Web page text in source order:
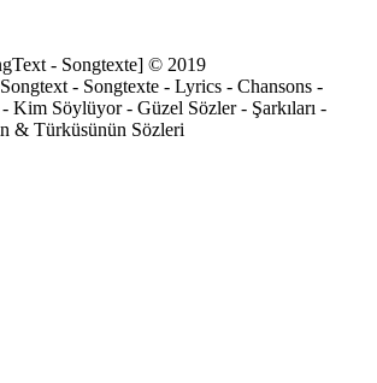
- Songtexte] © 2019
- Songtexte - Lyrics - Chansons -
Kim Söylüyor - Güzel Sözler - Şarkıları -
& Türküsünün Sözleri